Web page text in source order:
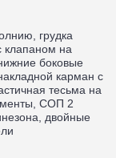
грудка
клапаном на
боковые
карман с
тесьма на
СОП 2
двойные